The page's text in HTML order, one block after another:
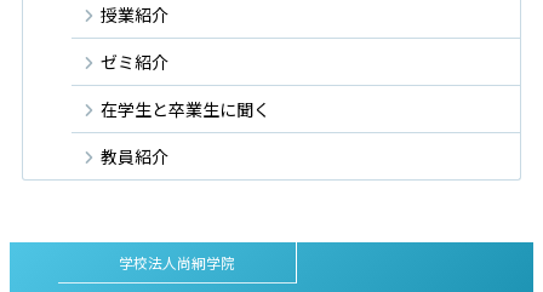
授業紹介
ゼミ紹介
在学生と卒業生に聞く
教員紹介
学校法人尚絅学院